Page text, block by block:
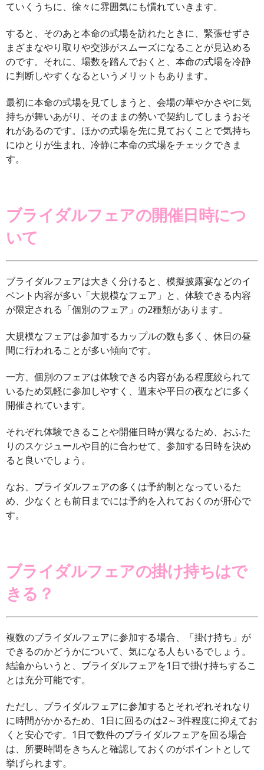
ていくうちに、徐々に雰囲気にも慣れていきます。
すると、そのあと本命の式場を訪れたときに、緊張せずさ
まざまなやり取りや交渉がスムーズになることが見込める
のです。それに、場数を踏んでおくと、本命の式場を冷静
に判断しやすくなるというメリットもあります。
最初に本命の式場を見てしまうと、会場の華やかさやに気
持ちが舞いあがり、そのままの勢いで契約してしまうおそ
れがあるのです。ほかの式場を先に見ておくことで気持ち
にゆとりが生まれ、冷静に本命の式場をチェックできま
す。
ブライダルフェアの開催日時につ
いて
ブライダルフェアは大きく分けると、模擬披露宴などのイ
ベント内容が多い「大規模なフェア」と、体験できる内容
が限定される「個別のフェア」の2種類があります。
大規模なフェアは参加するカップルの数も多く、休日の昼
間に行われることが多い傾向です。
一方、個別のフェアは体験できる内容がある程度絞られて
いるため気軽に参加しやすく、週末や平日の夜などに多く
開催されています。
それぞれ体験できることや開催日時が異なるため、おふた
りのスケジュールや目的に合わせて、参加する日時を決め
ると良いでしょう。
なお、ブライダルフェアの多くは予約制となっているた
め、少なくとも前日までには予約を入れておくのが肝心で
す。
ブライダルフェアの掛け持ちはで
きる？
複数のブライダルフェアに参加する場合、「掛け持ち」が
できるのかどうかについて、気になる人もいるでしょう。
結論からいうと、ブライダルフェアを1日で掛け持ちするこ
とは充分可能です。
ただし、ブライダルフェアに参加するとそれぞれそれなり
に時間がかかるため、1日に回るのは2～3件程度に抑えてお
くと安心です。1日で数件のブライダルフェアを回る場合
は、所要時間をきちんと確認しておくのがポイントとして
挙げられます。